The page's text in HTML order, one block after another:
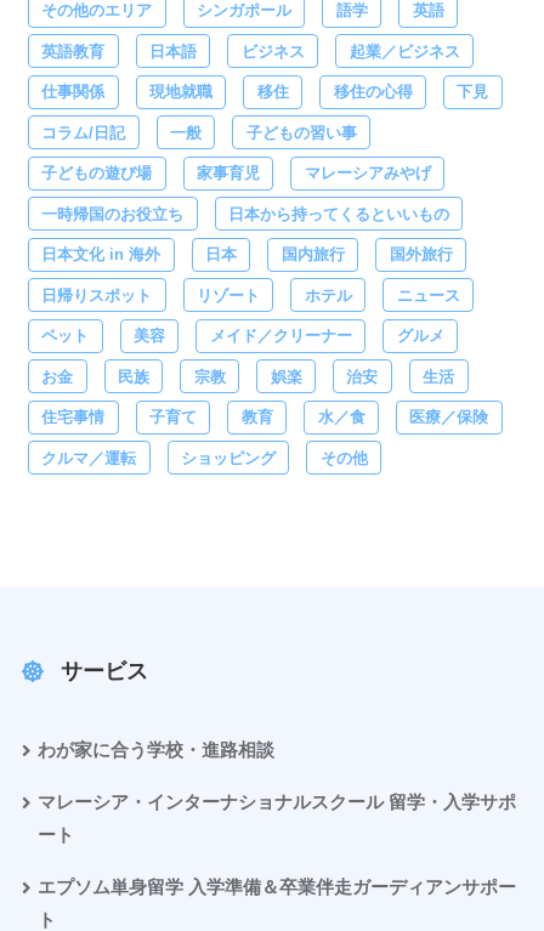
その他のエリア シンガポール 語学 英語
英語教育 日本語 ビジネス 起業／ビジネス
仕事関係 現地就職 移住 移住の心得 下見
コラム/日記 一般 子どもの習い事
子どもの遊び場 家事育児 マレーシアみやげ
一時帰国のお役立ち 日本から持ってくるといいもの
日本文化 in 海外 日本 国内旅行 国外旅行
日帰りスポット リゾート ホテル ニュース
ペット 美容 メイド／クリーナー グルメ
お金 民族 宗教 娯楽 治安 生活
住宅事情 子育て 教育 水／食 医療／保険
クルマ／運転 ショッピング その他
サービス
わが家に合う学校・進路相談
マレーシア・インターナショナルスクール 留学・入学サポ
ート
エプソム単身留学 入学準備＆卒業伴走ガーディアンサポー
ト